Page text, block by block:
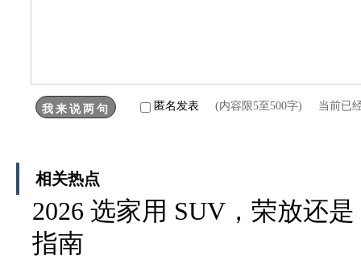
匿名发表 (内容限5至500字) 当前已
相关热点
2026 选家用 SUV，荣放还
指南